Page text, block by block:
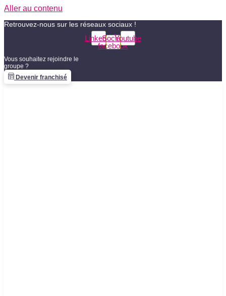
Aller au contenu
Retrouvez-nous sur les réseaux sociaux !
LinkedinSocial-
facebook
Youtube
Vous souhaitez rejoindre le
groupe ?
Devenir franchisé